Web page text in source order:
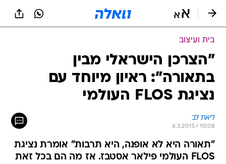
בית ועיצוב
"הצרכן הישראלי מבין
בתאורה": ראיון מיוחד עם
נציגת FLOS העולמי
ליאת לב
4.3.2015 / 10:08
"תאורה היא לא אופנה, היא תרבות" אומרת נציגת
FLOS העולמי פילאר אסטבז. אז מה הם בכל זאת